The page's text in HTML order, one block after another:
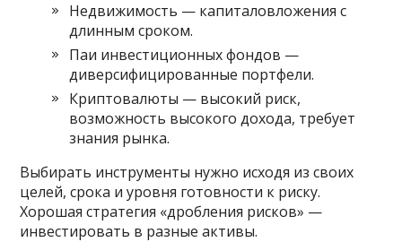
Недвижимость — капиталовложения с
длинным сроком.
Паи инвестиционных фондов —
диверсифицированные портфели.
Криптовалюты — высокий риск,
возможность высокого дохода, требует
знания рынка.
Выбирать инструменты нужно исходя из своих
целей, срока и уровня готовности к риску.
Хорошая стратегия «дробления рисков» —
инвестировать в разные активы.